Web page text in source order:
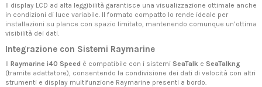
Il display LCD ad alta leggibilità garantisce una visualizzazione ottimale anche
in condizioni di luce variabile. Il formato compatto lo rende ideale per
installazioni su plance con spazio limitato, mantenendo comunque un’ottima
visibilità dei dati.
Integrazione con Sistemi Raymarine
Il Raymarine i40 Speed è compatibile con i sistemi SeaTalk e SeaTalkng
(tramite adattatore), consentendo la condivisione dei dati di velocità con altri
strumenti e display multifunzione Raymarine presenti a bordo.